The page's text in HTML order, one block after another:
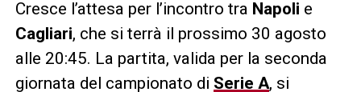
Cresce l’attesa per l’incontro tra Napoli e
Cagliari, che si terrà il prossimo 30 agosto
alle 20:45. La partita, valida per la seconda
giornata del campionato di Serie A, si